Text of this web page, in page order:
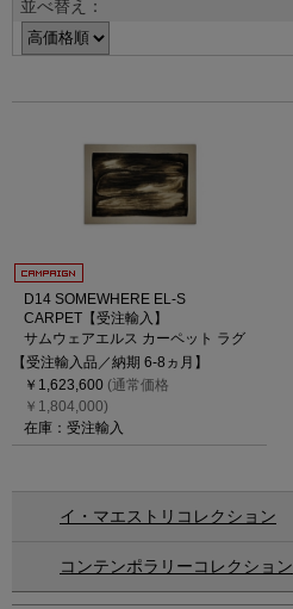
並べ替え：
D14 SOMEWHERE EL-S
CARPET【受注輸入】
サムウェアエルス カーペット ラグ
【受注輸入品／納期 6-8ヵ月】
￥1,623,600 (通常価格
￥1,804,000)
在庫：受注輸入
イ・マエストリコレクション
コンテンポラリーコレクション